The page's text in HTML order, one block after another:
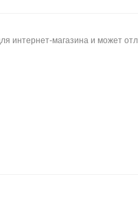
интернет-магазина и может